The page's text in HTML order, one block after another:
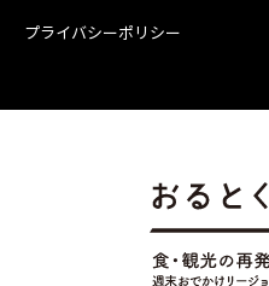
プライバシーポリシー